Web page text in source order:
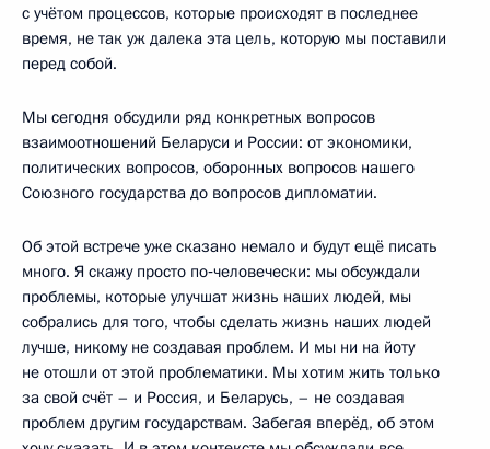
с учётом процессов, которые происходят в последнее
время, не так уж далека эта цель, которую мы поставили
перед собой.
Мы сегодня обсудили ряд конкретных вопросов
взаимоотношений Беларуси и России: от экономики,
политических вопросов, оборонных вопросов нашего
Союзного государства до вопросов дипломатии.
Об этой встрече уже сказано немало и будут ещё писать
много. Я скажу просто по‑человечески: мы обсуждали
проблемы, которые улучшат жизнь наших людей, мы
собрались для того, чтобы сделать жизнь наших людей
лучше, никому не создавая проблем. И мы ни на йоту
не отошли от этой проблематики. Мы хотим жить только
за свой счёт – и Россия, и Беларусь, – не создавая
проблем другим государствам. Забегая вперёд, об этом